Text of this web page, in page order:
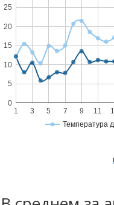
Температура
1 3 5 7 9 11
0
5
10
15
20
25